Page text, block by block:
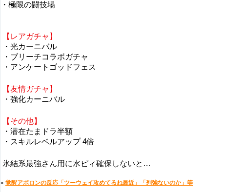
・極限の闘技場
【レアガチャ】
・光カーニバル
・ブリーチコラボガチャ
・アンケートゴッドフェス
【友情ガチャ】
・強化カーニバル
【その他】
・潜在たまドラ半額
・スキルレベルアップ 4倍
氷結系最強さん用に水ピィ確保しないと…
« 覚醒アポロンの反応「ツーウェイ攻めてるね最近」「列強ないのか」等